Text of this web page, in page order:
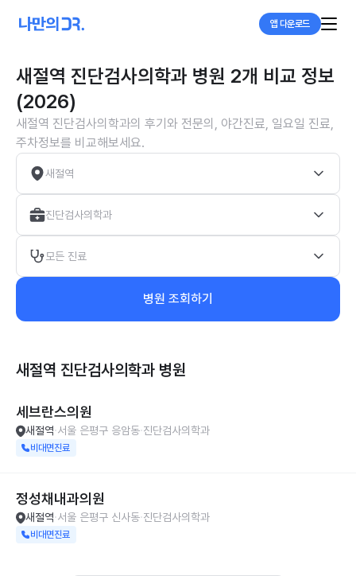
앱 다운로드
새절역 진단검사의학과 병원 2개 비교 정보
(2026)
새절역 진단검사의학과의 후기와 전문의, 야간진료, 일요일 진료,
주차정보를 비교해보세요.
새절역
진단검사의학과
모든 진료
병원 조회하기
새절역 진단검사의학과 병원
세브란스의원
새절역 서울 은평구 응암동 진단검사의학과
비대면진료
정성채내과의원
새절역 서울 은평구 신사동 진단검사의학과
비대면진료